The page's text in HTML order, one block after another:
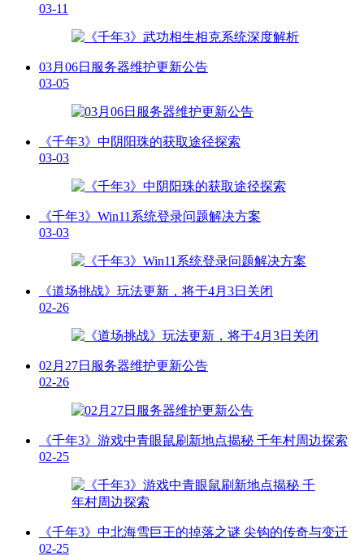
03-11
03月06日服务器维护更新公告
03-05
《千年3》中阴阳珠的获取途径探索
03-03
《千年3》Win11系统登录问题解决方案
03-03
《道场挑战》玩法更新，将于4月3日关闭
02-26
02月27日服务器维护更新公告
02-26
《千年3》游戏中青眼鼠刷新地点揭秘 千年村周边探索
02-25
《千年3》中北海雪巨王的掉落之谜 尖钩的传奇与变迁
02-25